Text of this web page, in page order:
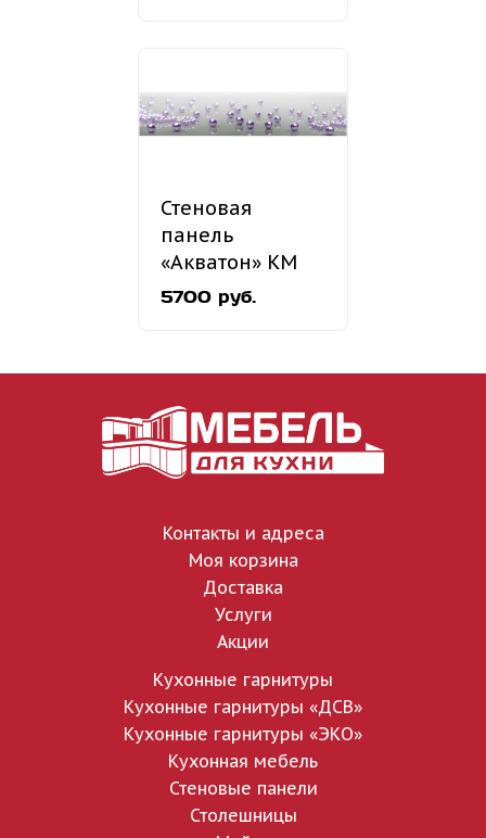
Стеновая
панель
«Акватон» КМ
74
5700 руб.
Контакты и адреса
Моя корзина
Доставка
Услуги
Акции
Кухонные гарнитуры
Кухонные гарнитуры «ДСВ»
Кухонные гарнитуры «ЭКО»
Кухонная мебель
Стеновые панели
Столешницы